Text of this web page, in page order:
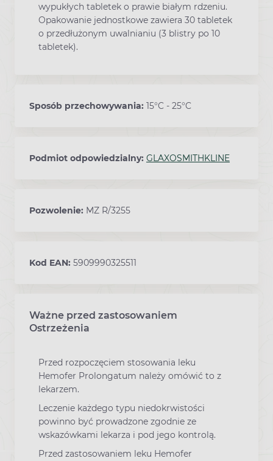
wypukłych tabletek o prawie białym rdzeniu.
Opakowanie jednostkowe zawiera 30 tabletek
o przedłużonym uwalnianiu (3 blistry po 10
tabletek).
Sposób przechowywania: 15°C - 25°C
Podmiot odpowiedzialny: GLAXOSMITHKLINE
Pozwolenie: MZ R/3255
Kod EAN: 5909990325511
Ważne przed zastosowaniem
Ostrzeżenia
Przed rozpoczęciem stosowania leku
Hemofer Prolongatum należy omówić to z
lekarzem.
Leczenie każdego typu niedokrwistości
powinno być prowadzone zgodnie ze
wskazówkami lekarza i pod jego kontrolą.
Przed zastosowaniem leku Hemofer